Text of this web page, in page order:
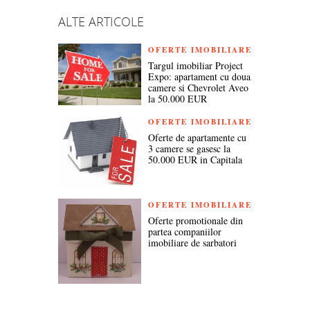
ALTE ARTICOLE
OFERTE IMOBILIARE
Targul imobiliar Project
Expo: apartament cu doua
camere si Chevrolet Aveo
la 50.000 EUR
OFERTE IMOBILIARE
Oferte de apartamente cu
3 camere se gasesc la
50.000 EUR in Capitala
OFERTE IMOBILIARE
Oferte promotionale din
partea companiilor
imobiliare de sarbatori